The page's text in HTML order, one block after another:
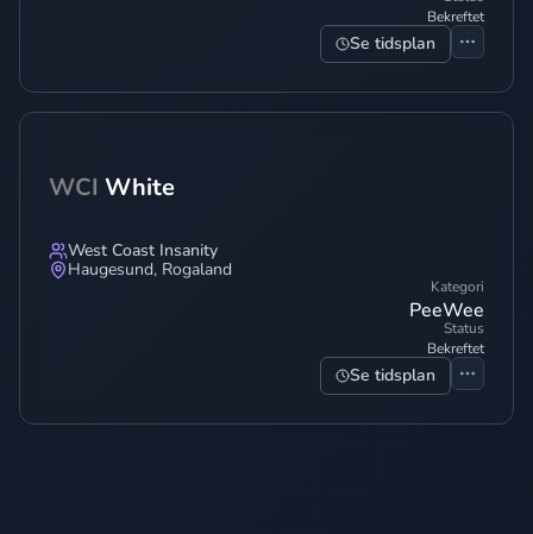
Bekreftet
Se tidsplan
WCI White
West Coast Insanity
Haugesund, Rogaland
Kategori
PeeWee
Status
Bekreftet
Se tidsplan